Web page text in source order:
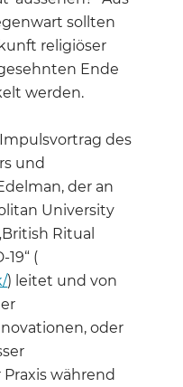
sollten
religiöser
Ende
werden.
des
und
der an
University
Ritual
(
) leitet und von
oder
während